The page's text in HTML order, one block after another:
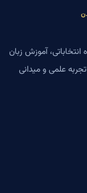
آموزش زبان
و برندسازی شخصی با بیش از ۳۰ سال تجربه علمی و میدانی